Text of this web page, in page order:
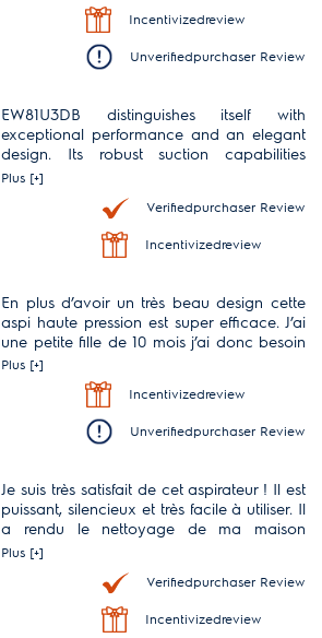
Incentivizedreview
Unverifiedpurchaser Review
EW81U3DB distinguishes itself with
exceptional performance and an elegant
design. Its robust suction capabilities
ensure thorough cleaning across diverse
both functionality and style, catering to
discerning users who prioritize efficiency
without compromising on visual appeal.
Plus [+]
Verifiedpurchaser Review
Incentivizedreview
En plus d’avoir un très beau design cette
aspi haute pression est super efficace. J’ai
une petite fille de 10 mois j’ai donc besoin
d’avoir mes sols propres et désinfecter
rapidement. Grâce à cette appareil tout
Plus [+]
Incentivizedreview
Unverifiedpurchaser Review
Je suis très satisfait de cet aspirateur ! Il est
puissant, silencieux et très facile à utiliser. Il
a rendu le nettoyage de ma maison
beaucoup plus efficace et rapide. Les
utiles pour atteindre tous les recoins. Je
recommande vivement cet appareil à tous
ceux qui cherchent un aspirateur de
Plus [+]
Verifiedpurchaser Review
Incentivizedreview